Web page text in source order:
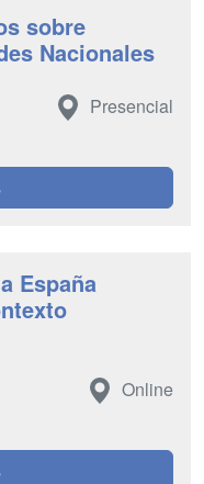
sobre
Nacionales
Presencial
España
Online